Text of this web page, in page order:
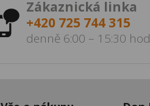
Zákaznická linka
+420 725 744 315
denně 6:00 – 15:30 hod